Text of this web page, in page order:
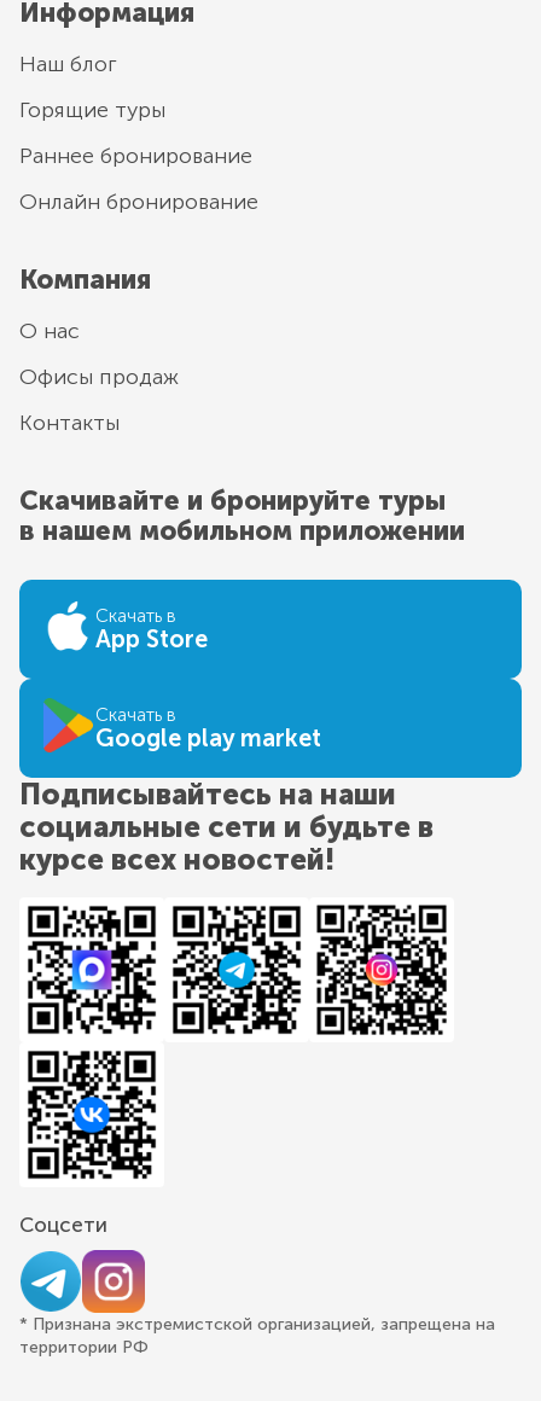
Информация
Наш блог
Горящие туры
Раннее бронирование
Онлайн бронирование
Компания
О нас
Офисы продаж
Контакты
Скачивайте и бронируйте туры
в нашем мобильном приложении
Скачать в
App Store
Скачать в
Google play market
Подписывайтесь на наши
социальные сети и будьте в
курсе всех новостей!
Соцсети
* Признана экстремистской организацией, запрещена на
территории РФ